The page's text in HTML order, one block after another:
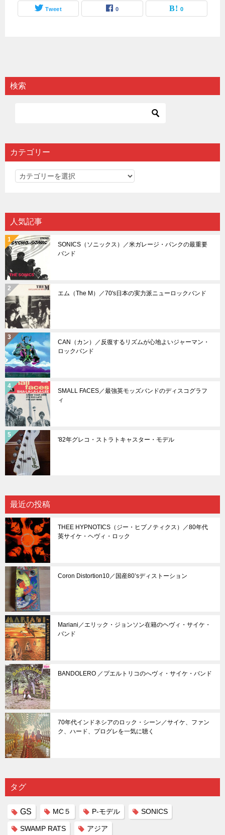
Tweet 0 0
検索
カテゴリー
カ
リ
ー
人気記事
SONICS（ソニックス）／米ガレージ・パンクの最重要
バンド
エム（The M）／70's日本の実力派ニューロックバンド
CAN（カン）／反復するリズムが心地よいジャーマン・
ロックバンド
SMALL FACES／最強英モッズバンドのディスコグラフ
ィ
'82年グレコ・ストラトキャスター・モデル
最近の投稿
THEE HYPNOTICS（ジー・ヒプノティクス）／80年代
英サイケ・ヘヴィ・ロック
Coron Distortion10／国産80’sディストーション
Mariani／エリック・ジョンソン在籍のヘヴィ・サイケ・
バンド
BANDOLERO ／プエルトリコのへヴィ・サイケ・バンド
70年代インドネシアのロック・シーン／サイケ、ファン
ク、ハード、プログレを一気に聴く
タグ
GS MC５ P-モデル SONICS
SWAMP RATS アジア